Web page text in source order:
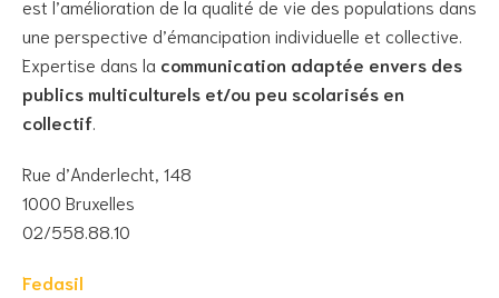
est l’amélioration de la qualité de vie des populations dans
une perspective d’émancipation individuelle et collective.
Expertise dans la communication adaptée envers des
publics multiculturels et/ou peu scolarisés en
collectif
Rue d’Anderlecht, 148
1000 Bruxelles
02/558.88.10
Fedasil